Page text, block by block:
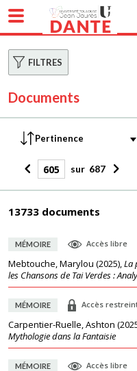
FILTRES
Documents
sur 687
13733 documents
MÉMOIRE Accès libre
Mebtouche, Marylou (2025),La
les Chansons de Tai Verdes :
MÉMOIRE Accès
Carpentier-Ruelle, Ashton (
Mythologie dans la Fantaisie
MÉMOIRE Accès libre